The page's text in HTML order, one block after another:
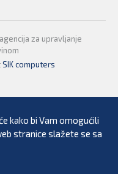
za upravljanje
SIK computers
kako bi Vam omogućili
stranice slažete se sa